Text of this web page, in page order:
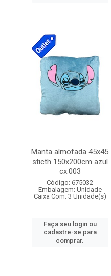
Manta almofada 45x45
sticth 150x200cm azul
cx:003
Código: 675032
Embalagem: Unidade
Caixa Com: 3 Unidade(s)
Faça seu login ou
cadastre-se para
comprar.